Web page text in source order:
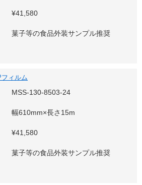
¥41,580
菓子等の食品外装サンプル推奨
ィルム
MSS-130-8503-24
幅610mm×長さ15m
¥41,580
菓子等の食品外装サンプル推奨